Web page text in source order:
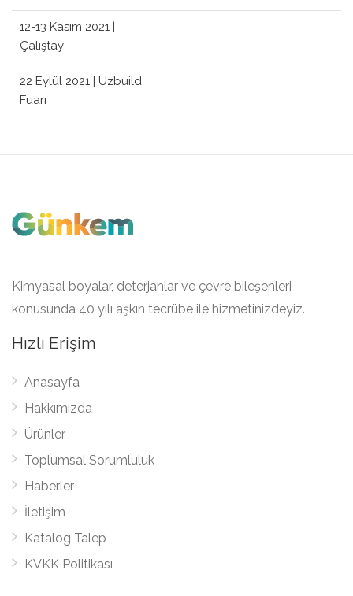
12-13 Kasım 2021 |
Çalıştay
22 Eylül 2021 | Uzbuild
Fuarı
Kimyasal boyalar, deterjanlar ve çevre bileşenleri
konusunda 40 yılı aşkın tecrübe ile hizmetinizdeyiz.
Hızlı Erişim
Anasayfa
Hakkımızda
Ürünler
Toplumsal Sorumluluk
Haberler
İletişim
Katalog Talep
KVKK Politikası